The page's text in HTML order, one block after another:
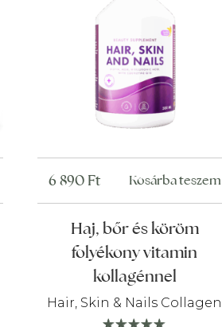
Haj, bőr és köröm
folyékony vitamin
kollagénnel
Hair, Skin & Nails Collagen
6 890 Ft Kosárba teszem